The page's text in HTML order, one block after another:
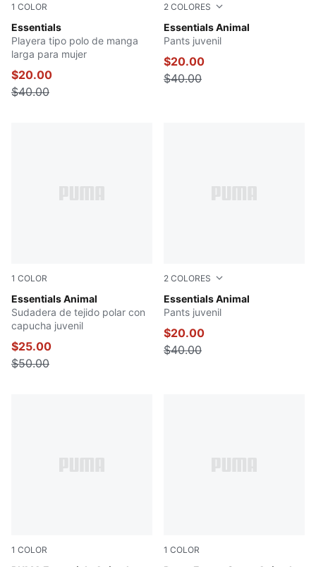
1 COLOR
Essentials
PLUM JAM
Playera tipo polo de manga
larga para mujer
$20.00
$40.00
2 COLORES
Essentials Animal
RUBY SHIMMER
Pants juvenil
$20.00
$40.00
1 COLOR
Essentials Animal
RUBY SHIMMER
Sudadera de tejido polar con
capucha juvenil
$25.00
$50.00
2 COLORES
Essentials Animal
PUMA BLACK
Pants juvenil
$20.00
$40.00
1 COLOR 1 COLOR